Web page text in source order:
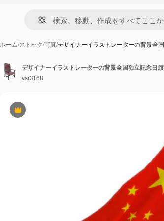
ホーム/ストック/写真/デザイナーイラストレーターの背景全
Premium
デザイナーイラストレーターの背景全国独立記念日
vsr3168